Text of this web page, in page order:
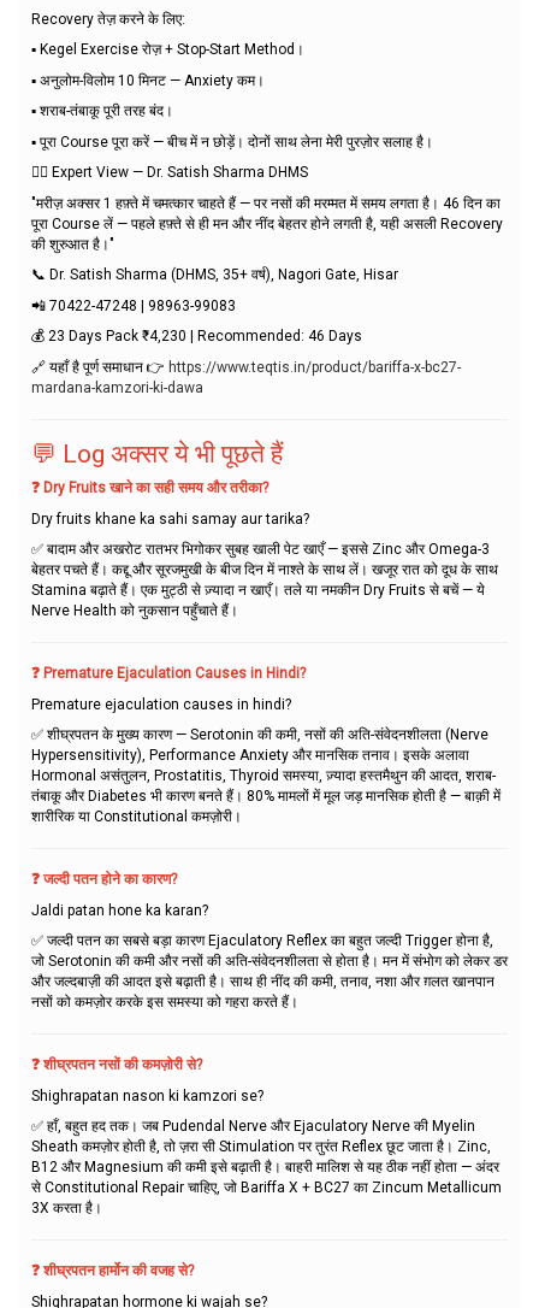
Recovery तेज़ करने के लिए:
▪️ Kegel Exercise रोज़ + Stop-Start Method।
▪️ अनुलोम-विलोम 10 मिनट — Anxiety कम।
▪️ शराब-तंबाकू पूरी तरह बंद।
▪️ पूरा Course पूरा करें — बीच में न छोड़ें। दोनों साथ लेना मेरी पुरज़ोर सलाह है।
👨‍⚕️ Expert View — Dr. Satish Sharma DHMS
"मरीज़ अक्सर 1 हफ़्ते में चमत्कार चाहते हैं — पर नसों की मरम्मत में समय लगता है। 46 दिन का
पूरा Course लें — पहले हफ़्ते से ही मन और नींद बेहतर होने लगती है, यही असली Recovery
की शुरुआत है।"
📞 Dr. Satish Sharma (DHMS, 35+ वर्ष), Nagori Gate, Hisar
📲 70422-47248 | 98963-99083
💰 23 Days Pack ₹4,230 | Recommended: 46 Days
🔗 यहाँ है पूर्ण समाधान 👉 https://www.teqtis.in/product/bariffa-x-bc27-
mardana-kamzori-ki-dawa
💬 Log अक्सर ये भी पूछते हैं
❓ Dry Fruits खाने का सही समय और तरीका?
Dry fruits khane ka sahi samay aur tarika?
✅ बादाम और अखरोट रातभर भिगोकर सुबह खाली पेट खाएँ — इससे Zinc और Omega-3
बेहतर पचते हैं। कद्दू और सूरजमुखी के बीज दिन में नाश्ते के साथ लें। खजूर रात को दूध के साथ
Stamina बढ़ाते हैं। एक मुट्ठी से ज़्यादा न खाएँ। तले या नमकीन Dry Fruits से बचें — ये
Nerve Health को नुकसान पहुँचाते हैं।
❓ Premature Ejaculation Causes in Hindi?
Premature ejaculation causes in hindi?
✅ शीघ्रपतन के मुख्य कारण — Serotonin की कमी, नसों की अति-संवेदनशीलता (Nerve
Hypersensitivity), Performance Anxiety और मानसिक तनाव। इसके अलावा
Hormonal असंतुलन, Prostatitis, Thyroid समस्या, ज़्यादा हस्तमैथुन की आदत, शराब-
तंबाकू और Diabetes भी कारण बनते हैं। 80% मामलों में मूल जड़ मानसिक होती है — बाक़ी में
शारीरिक या Constitutional कमज़ोरी।
❓ जल्दी पतन होने का कारण?
Jaldi patan hone ka karan?
✅ जल्दी पतन का सबसे बड़ा कारण Ejaculatory Reflex का बहुत जल्दी Trigger होना है,
जो Serotonin की कमी और नसों की अति-संवेदनशीलता से होता है। मन में संभोग को लेकर डर
और जल्दबाज़ी की आदत इसे बढ़ाती है। साथ ही नींद की कमी, तनाव, नशा और ग़लत खानपान
नसों को कमज़ोर करके इस समस्या को गहरा करते हैं।
❓ शीघ्रपतन नसों की कमज़ोरी से?
Shighrapatan nason ki kamzori se?
✅ हाँ, बहुत हद तक। जब Pudendal Nerve और Ejaculatory Nerve की Myelin
Sheath कमज़ोर होती है, तो ज़रा सी Stimulation पर तुरंत Reflex छूट जाता है। Zinc,
B12 और Magnesium की कमी इसे बढ़ाती है। बाहरी मालिश से यह ठीक नहीं होता — अंदर
से Constitutional Repair चाहिए, जो Bariffa X + BC27 का Zincum Metallicum
3X करता है।
❓ शीघ्रपतन हार्मोन की वजह से?
Shighrapatan hormone ki wajah se?